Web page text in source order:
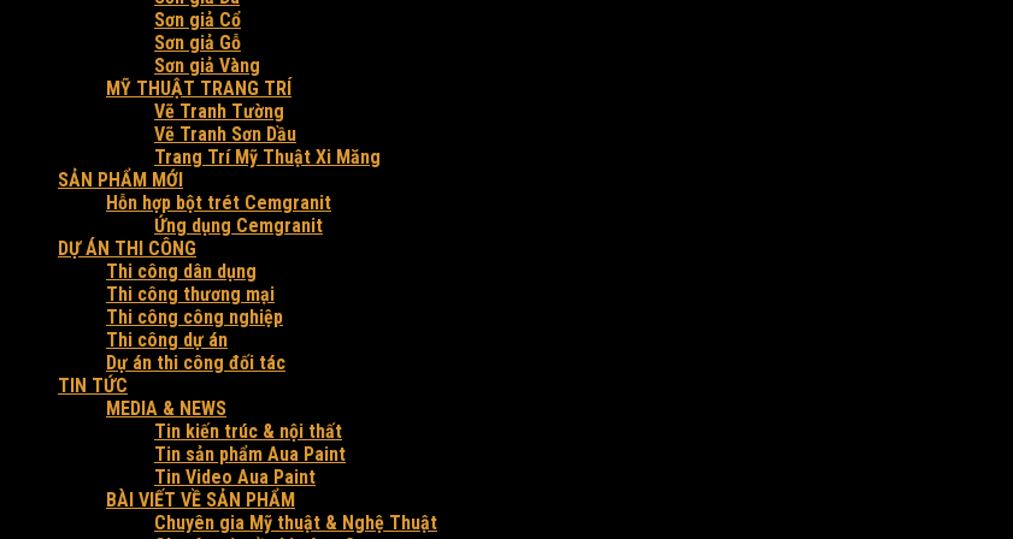
Sơn giả Cổ
Sơn giả Gỗ
Sơn giả Vàng
MỸ THUẬT TRANG TRÍ
Vẽ Tranh Tường
Vẽ Tranh Sơn Dầu
Trang Trí Mỹ Thuật Xi Măng
SẢN PHẨM MỚI
Hỗn hợp bột trét Cemgranit
Ứng dụng Cemgranit
DỰ ÁN THI CÔNG
Thi công dân dụng
Thi công thương mại
Thi công công nghiệp
Thi công dự án
Dự án thi công đối tác
TIN TỨC
MEDIA & NEWS
Tin kiến trúc & nội thất
Tin sản phẩm Aua Paint
Tin Video Aua Paint
BÀI VIẾT VỀ SẢN PHẨM
Chuyên gia Mỹ thuật & Nghệ Thuật